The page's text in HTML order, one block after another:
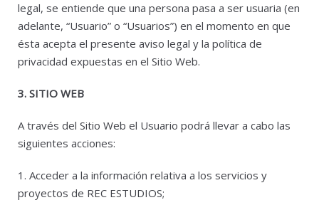
legal, se entiende que una persona pasa a ser usuaria (en
adelante, “Usuario” o “Usuarios”) en el momento en que
ésta acepta el presente aviso legal y la política de
privacidad expuestas en el Sitio Web.
3. SITIO WEB
A través del Sitio Web el Usuario podrá llevar a cabo las
siguientes acciones:
1. Acceder a la información relativa a los servicios y
proyectos de REC ESTUDIOS;